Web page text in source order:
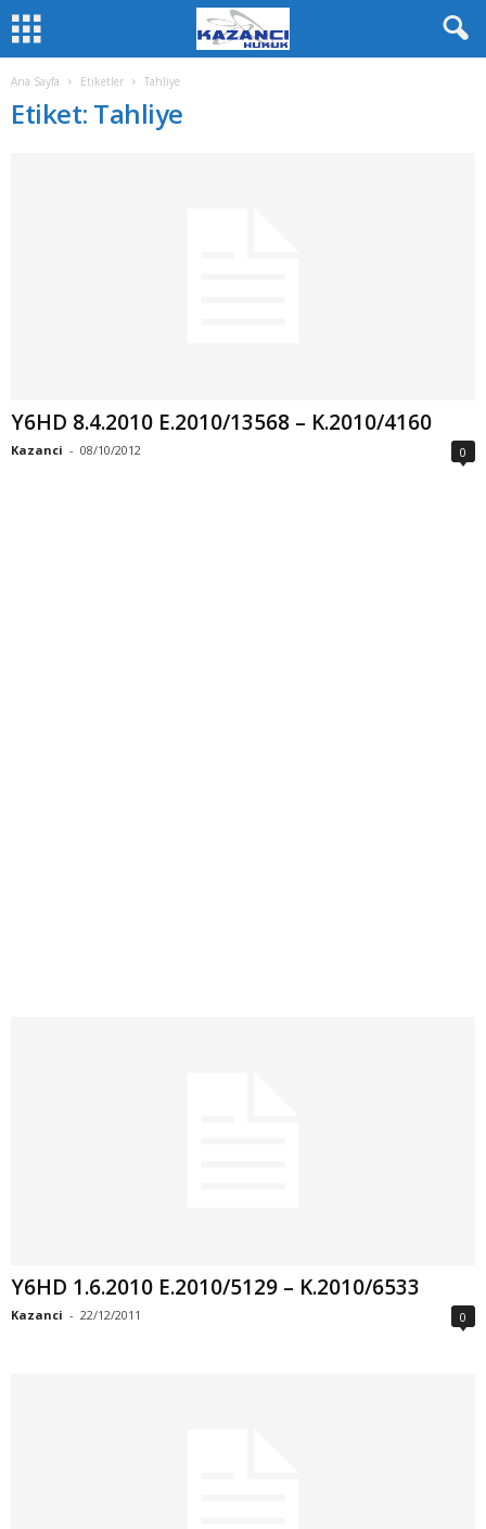
Ana Sayfa Etiketler Tahliye
Etiket: Tahliye
Y6HD 8.4.2010 E.2010/13568 – K.2010/4160
Kazanci - 08/10/2012 0
Y6HD 1.6.2010 E.2010/5129 – K.2010/6533
Kazanci - 22/12/2011 0